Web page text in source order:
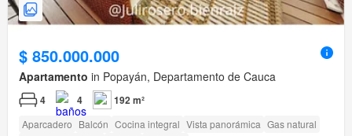
$ 850.000.000
Apartamento in Popayán, Departamento de Cauca
4 4 192 m²
Aparcadero Balcón Cocina integral Vista panorámica Gas natural